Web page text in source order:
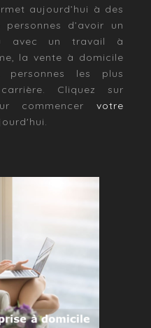
aujourd’hui à des
d’avoir un
avec un travail à
la vente à domicile
personnes les plus
Cliquez sur
commencer votre